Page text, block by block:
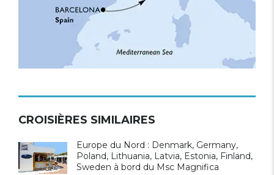
CROISIÈRES SIMILAIRES
Europe du Nord : Denmark, Germany,
Poland, Lithuania, Latvia, Estonia, Finland,
Sweden à bord du Msc Magnifica